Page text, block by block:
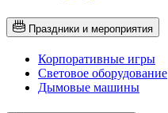
Праздники и мероприятия
Корпоративные игры
Световое оборудование
Дымовые машины